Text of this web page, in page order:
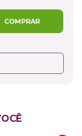
COMPRAR